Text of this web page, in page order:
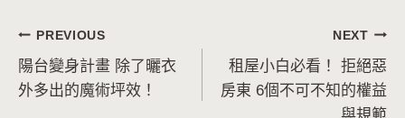
文
章
PREVIOUS
陽台變身計畫 除了曬衣
外多出的魔術坪效！
NEXT
租屋小白必看！ 拒絕惡
房東 6個不可不知的權益